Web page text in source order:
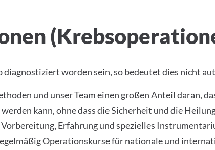
worden sein, so bedeutet dies nicht
und unser Team einen großen Anteil daran,
kann, ohne dass die Sicherheit und die
Erfahrung und spezielles
Operationskurse für nationale und